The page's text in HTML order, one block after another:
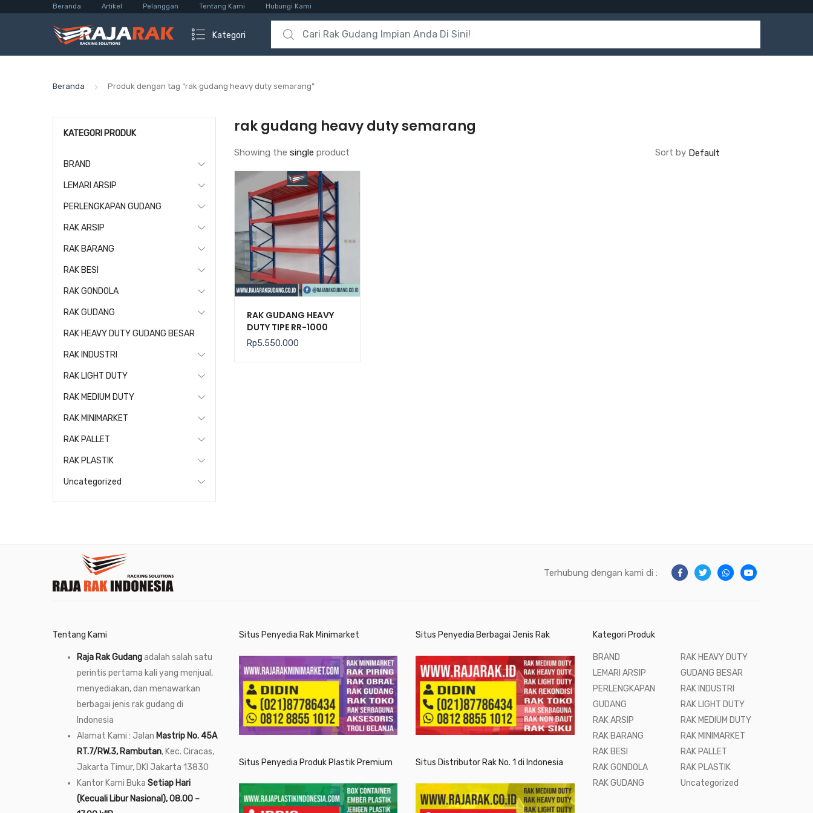
Beranda Artikel Pelanggan Tentang Kami Hubungi Kami
Kategori
Search for:
Beranda Produk dengan tag “rak gudang heavy duty semarang”
rak gudang heavy duty semarang
Showing the single product Sort by
RAK GUDANG HEAVY
DUTY TIPE RR-1000
Rp5.550.000
KATEGORI PRODUK
BRAND
LEMARI ARSIP
PERLENGKAPAN GUDANG
RAK ARSIP
RAK BARANG
RAK BESI
RAK GONDOLA
RAK GUDANG
RAK HEAVY DUTY GUDANG BESAR
RAK INDUSTRI
RAK LIGHT DUTY
RAK MEDIUM DUTY
RAK MINIMARKET
RAK PALLET
RAK PLASTIK
Uncategorized
Terhubung dengan kami di :
Tentang Kami
Raja Rak Gudangadalah salah satu
perintis pertama kali yang menjual,
menyediakan, dan menawarkan
berbagai jenis rak gudang di
Indonesia
Alamat Kami : Jalan Mastrip No. 45A
RT.7/RW.3, Rambutan, Kec. Ciracas,
Jakarta Timur, DKI Jakarta 13830
Kantor Kami Buka Setiap Hari
(Kecuali Libur Nasional), 08.00 –
Situs Penyedia Rak Minimarket
Situs Penyedia Produk Plastik Premium
Situs Penyedia Berbagai Jenis Rak
Situs Distributor Rak No. 1 di Indonesia
Kategori Produk
BRAND
LEMARI ARSIP
PERLENGKAPAN
GUDANG
RAK ARSIP
RAK BARANG
RAK BESI
RAK GONDOLA
RAK GUDANG
RAK HEAVY DUTY
GUDANG BESAR
RAK INDUSTRI
RAK LIGHT DUTY
RAK MEDIUM DUTY
RAK MINIMARKET
RAK PALLET
RAK PLASTIK
Uncategorized